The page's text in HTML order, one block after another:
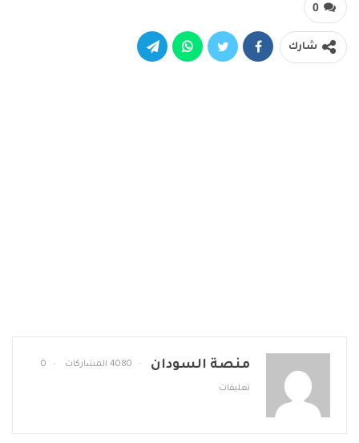
0
شارك
منصة السودان 4080 المشاركات 0
تعليقات